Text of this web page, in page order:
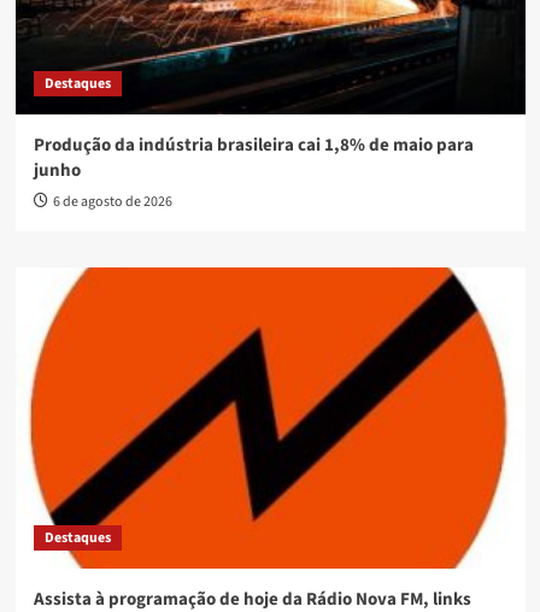
Destaques
Produção da indústria brasileira cai 1,8% de maio para
junho
6 de agosto de 2026
Destaques
Assista à programação de hoje da Rádio Nova FM, links